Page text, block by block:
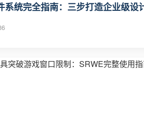
系统完全指南：三步打造企业级设